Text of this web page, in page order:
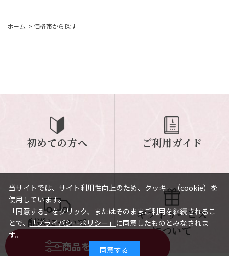
商品を絞り込む
ホーム > 価格帯から探す
初めての方へ ご利用ガイド
配送について
ギフトサービス
について
当サイトでは、サイト利用性向上のため、クッキー（cookie）を
使用しています。
「同意する」をクリック、またはそのままご利用を継続されるこ
とで、「プライバシーポリシー」 に同意したものとみなされま
す。
同意する